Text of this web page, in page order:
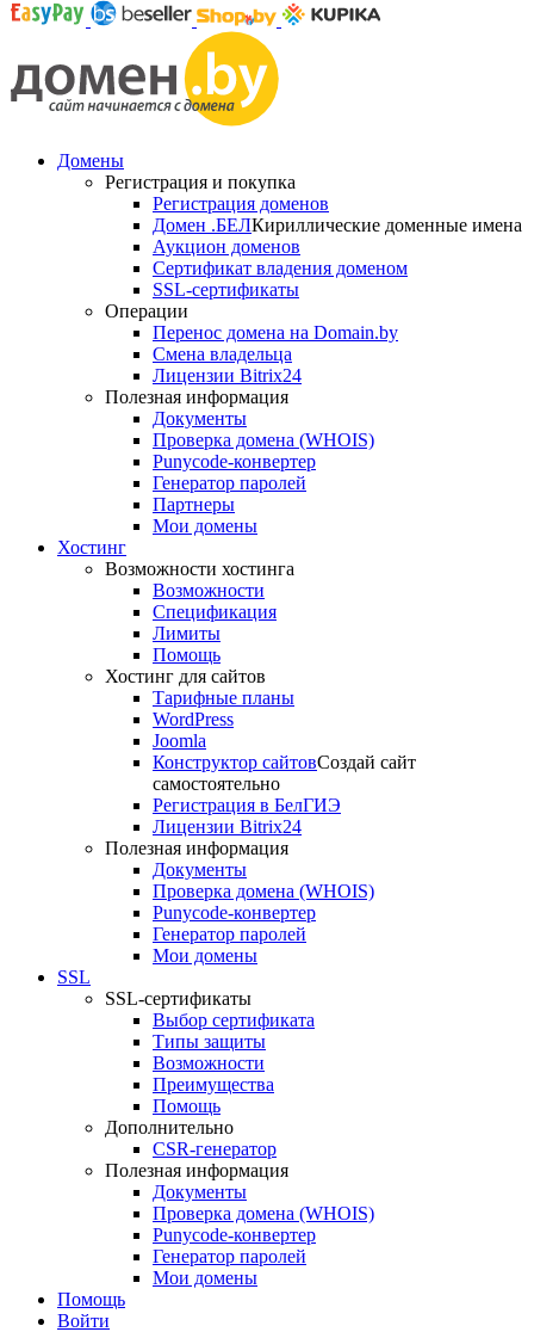
Домены
Регистрация и покупка
Регистрация доменов
Домен .БЕЛКириллические доменные имена
Аукцион доменов
Сертификат владения доменом
SSL-сертификаты
Операции
Перенос домена на Domain.by
Смена владельца
Лицензии Bitrix24
Полезная информация
Документы
Проверка домена (WHOIS)
Punycode-конвертер
Генератор паролей
Партнеры
Мои домены
Хостинг
Возможности хостинга
Возможности
Спецификация
Лимиты
Помощь
Хостинг для сайтов
Тарифные планы
WordPress
Joomla
Конструктор сайтовСоздай сайт
самостоятельно
Регистрация в БелГИЭ
Лицензии Bitrix24
Полезная информация
Документы
Проверка домена (WHOIS)
Punycode-конвертер
Генератор паролей
Мои домены
SSL
SSL-сертификаты
Выбор сертификата
Типы защиты
Возможности
Преимущества
Помощь
Дополнительно
CSR-генератор
Полезная информация
Документы
Проверка домена (WHOIS)
Punycode-конвертер
Генератор паролей
Мои домены
Помощь
Войти